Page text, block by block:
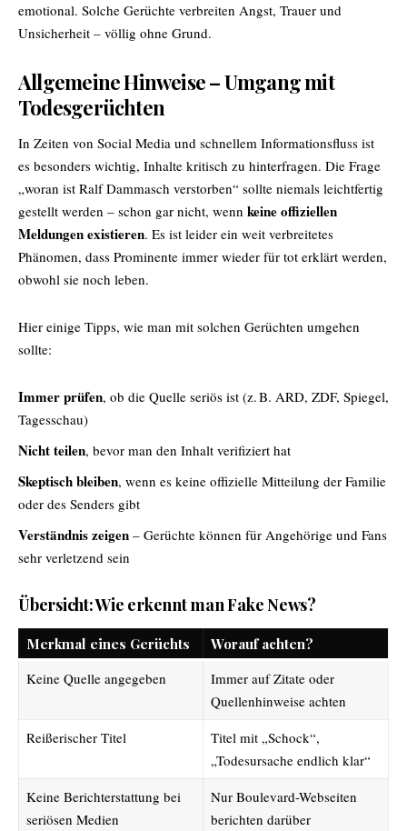
emotional. Solche Gerüchte verbreiten Angst, Trauer und
Unsicherheit – völlig ohne Grund.
Allgemeine Hinweise – Umgang mit
Todesgerüchten
In Zeiten von Social Media und schnellem Informationsfluss ist
es besonders wichtig, Inhalte kritisch zu hinterfragen. Die Frage
„woran ist Ralf Dammasch verstorben“ sollte niemals leichtfertig
gestellt werden – schon gar nicht, wenn keine offiziellen
Meldungen existieren. Es ist leider ein weit verbreitetes
Phänomen, dass Prominente immer wieder für tot erklärt werden,
obwohl sie noch leben.
Hier einige Tipps, wie man mit solchen Gerüchten umgehen
sollte:
Immer prüfen, ob die Quelle seriös ist (z. B. ARD, ZDF, Spiegel,
Tagesschau)
Nicht teilen, bevor man den Inhalt verifiziert hat
Skeptisch bleiben, wenn es keine offizielle Mitteilung der Familie
oder des Senders gibt
Verständnis zeigen – Gerüchte können für Angehörige und Fans
sehr verletzend sein
Übersicht: Wie erkennt man Fake News?
Merkmal eines Gerüchts
Worauf achten?
Keine Quelle angegeben
Immer auf Zitate oder
Quellenhinweise achten
Reißerischer Titel
Titel mit „Schock“,
„Todesursache endlich klar“
Keine Berichterstattung bei
seriösen Medien
Nur Boulevard-Webseiten
berichten darüber